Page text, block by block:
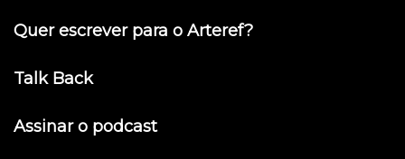
Quer escrever para o Arteref?
Talk Back
Assinar o podcast